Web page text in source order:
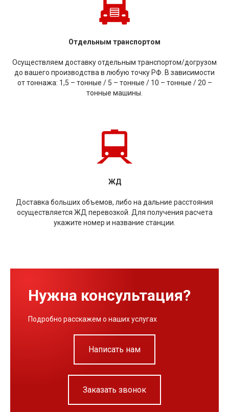
Отдельным транспортом
Осуществляем доставку отдельным транспортом/догрузом
до вашего производства в любую точку РФ. В зависимости
от тоннажа: 1,5 – тонные / 5 – тонные / 10 – тонные / 20 –
тонные машины.
ЖД
Доставка больших объемов, либо на дальние расстояния
осуществляется ЖД перевозкой. Для получения расчета
укажите номер и название станции.
Нужна консультация?
Подробно расскажем о наших услугах
Написать нам
Заказать звонок